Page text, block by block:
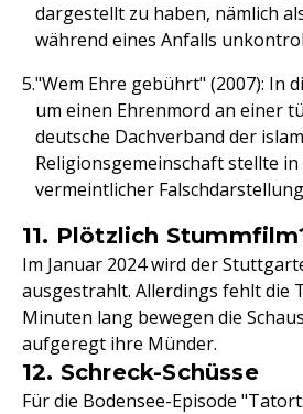
dargestellt zu haben, nämlich
während eines Anfalls
"Wem Ehre gebührt" (2007): In
um einen Ehrenmord an einer
deutsche Dachverband der
Religionsgemeinschaft stellte
vermeintlicher
11. Plötzlich
Im Januar 2024 wird der
ausgestrahlt. Allerdings fehlt die
Minuten lang bewegen die
aufgeregt ihre Münder.
12. Schreck-Schüsse
Für die Bodensee-Episode